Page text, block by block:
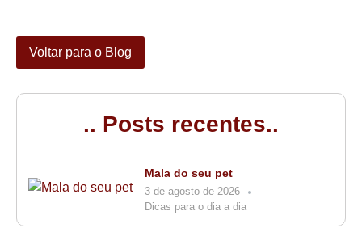
Voltar para o Blog
.. Posts recentes..
Mala do seu pet
3 de agosto de 2026
Dicas para o dia a dia